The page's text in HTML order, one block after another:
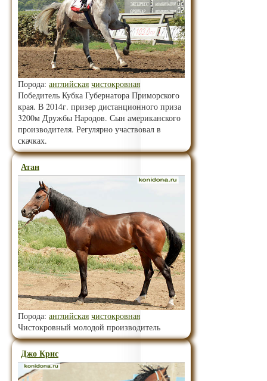
Порода: английская чистокровная
Победитель Кубка Губернатора Приморского
края. В 2014г. призер дистанционного приза
3200м Дружбы Народов. Сын американского
производителя. Регулярно участвовал в
скачках.
Атан
Порода: английская чистокровная
Чистокровный молодой производитель
Джо Крис